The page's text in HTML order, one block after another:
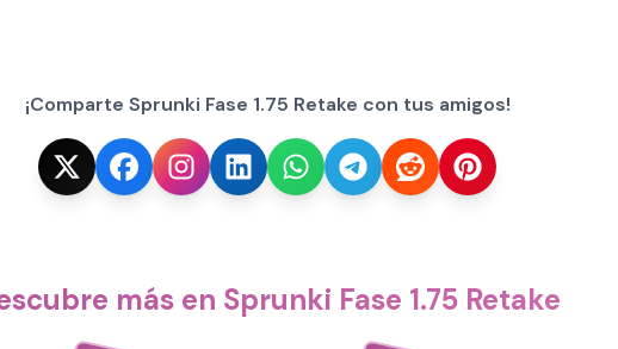
¡Comparte Sprunki Fase 1.75 Retake con tus amigos!
más en Sprunki Fase 1.75 Retake